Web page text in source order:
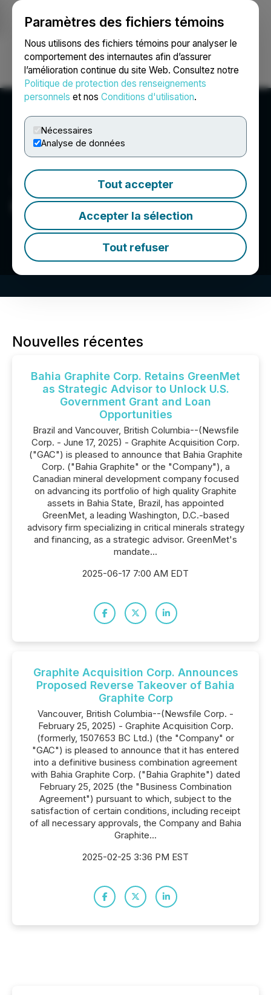
Paramètres des fichiers témoins
Nous utilisons des fichiers témoins pour analyser le
comportement des internautes afin d’assurer
l’amélioration continue du site Web. Consultez notre
Politique de protection des renseignements
personnels et nos Conditions d'utilisation.
Nécessaires
Analyse de données
Tout accepter
Accepter la sélection
Tout refuser
Ouvrir une session Recherche English
Graphite Acquisition Corp.
Nouvelles récentes
Bahia Graphite Corp. Retains GreenMet
as Strategic Advisor to Unlock U.S.
Government Grant and Loan
Opportunities
Brazil and Vancouver, British Columbia--(Newsfile
Corp. - June 17, 2025) - Graphite Acquisition Corp.
("GAC") is pleased to announce that Bahia Graphite
Corp. ("Bahia Graphite" or the "Company"), a
Canadian mineral development company focused
on advancing its portfolio of high quality Graphite
assets in Bahia State, Brazil, has appointed
GreenMet, a leading Washington, D.C.-based
advisory firm specializing in critical minerals strategy
and financing, as a strategic advisor. GreenMet's
mandate...
2025-06-17 7:00 AM EDT
Graphite Acquisition Corp. Announces
Proposed Reverse Takeover of Bahia
Graphite Corp
Vancouver, British Columbia--(Newsfile Corp. -
February 25, 2025) - Graphite Acquisition Corp.
(formerly, 1507653 BC Ltd.) (the "Company" or
"GAC") is pleased to announce that it has entered
into a definitive business combination agreement
with Bahia Graphite Corp. ("Bahia Graphite") dated
February 25, 2025 (the "Business Combination
Agreement") pursuant to which, subject to the
satisfaction of certain conditions, including receipt
of all necessary approvals, the Company and Bahia
Graphite...
2025-02-25 3:36 PM EST